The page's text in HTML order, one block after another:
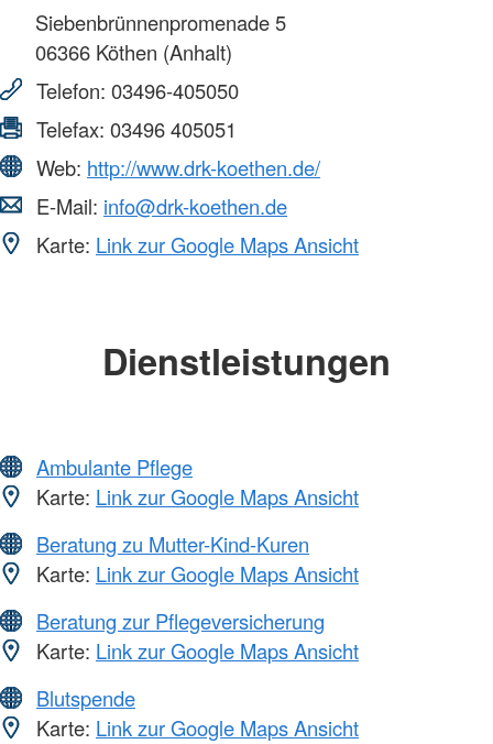
Siebenbrünnenpromenade 5
06366 Köthen (Anhalt)
Telefon: 03496-405050
Telefax: 03496 405051
Web: http://www.drk-koethen.de/
E-Mail: info@drk-koethen.de
Karte: Link zur Google Maps Ansicht
Dienstleistungen
Ambulante Pflege
Karte: Link zur Google Maps Ansicht
Beratung zu Mutter-Kind-Kuren
Karte: Link zur Google Maps Ansicht
Beratung zur Pflegeversicherung
Karte: Link zur Google Maps Ansicht
Blutspende
Karte: Link zur Google Maps Ansicht